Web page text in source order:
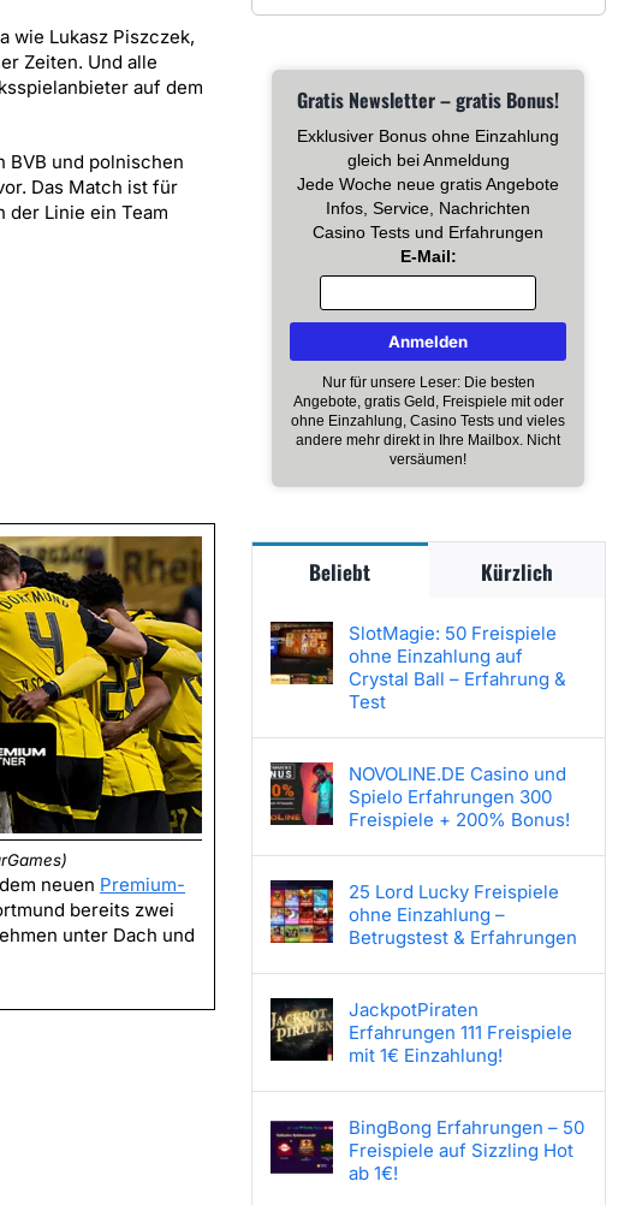
wie Lukasz Piszczek,
Zeiten. Und alle
auf dem
BVB und polnischen
Das Match ist für
der Linie ein Team
neuen Premium-
bereits zwei
unter Dach und
Gratis Newsletter – gratis Bonus!
Exklusiver Bonus ohne Einzahlung
gleich bei Anmeldung
Jede Woche neue gratis Angebote
Infos, Service, Nachrichten
Casino Tests und Erfahrungen
E-Mail:
Nur für unsere Leser: Die besten
Angebote, gratis Geld, Freispiele mit oder
ohne Einzahlung, Casino Tests und vieles
andere mehr direkt in Ihre Mailbox. Nicht
versäumen!
Beliebt Kürzlich
SlotMagie: 50 Freispiele
ohne Einzahlung auf
Crystal Ball – Erfahrung &
Test
NOVOLINE.DE Casino und
Spielo Erfahrungen 300
Freispiele + 200% Bonus!
25 Lord Lucky Freispiele
ohne Einzahlung –
Betrugstest & Erfahrungen
JackpotPiraten
Erfahrungen 111 Freispiele
mit 1€ Einzahlung!
BingBong Erfahrungen – 50
Freispiele auf Sizzling Hot
ab 1€!